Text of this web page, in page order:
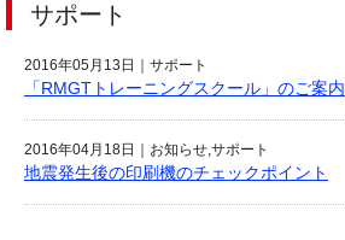
サポート
2016年05月13日｜ サポート
「RMGTトレーニングスクール」のご案内
2016年04月18日｜ お知らせ,サポート
地震発生後の印刷機のチェックポイント